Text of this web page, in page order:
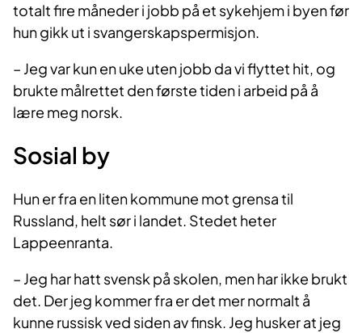
totalt fire måneder i jobb på et sykehjem i byen før
hun gikk ut i svangerskapspermisjon.
– Jeg var kun en uke uten jobb da vi flyttet hit, og
brukte målrettet den første tiden i arbeid på å
lære meg norsk.
Sosial by
Hun er fra en liten kommune mot grensa til
Russland, helt sør i landet. Stedet heter
Lappeenranta.
– Jeg har hatt svensk på skolen, men har ikke brukt
det. Der jeg kommer fra er det mer normalt å
kunne russisk ved siden av finsk. Jeg husker at jeg